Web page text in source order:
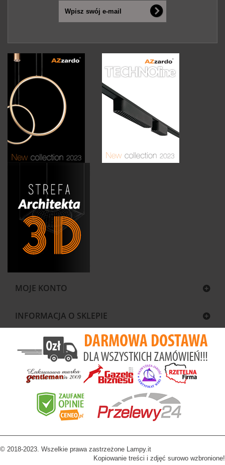
MOJE KONTO
INFORMACJA O SKLEPIE
© 2018-2023. Wszelkie prawa zastrzeżone Lampy.it
Kopiowanie treści i zdjęć surowo wzbronione!